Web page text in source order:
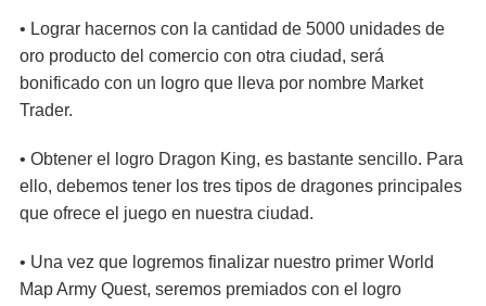
• Lograr hacernos con la cantidad de 5000 unidades de
oro producto del comercio con otra ciudad, será
bonificado con un logro que lleva por nombre Market
Trader.
• Obtener el logro Dragon King, es bastante sencillo. Para
ello, debemos tener los tres tipos de dragones principales
que ofrece el juego en nuestra ciudad.
• Una vez que logremos finalizar nuestro primer World
Map Army Quest, seremos premiados con el logro